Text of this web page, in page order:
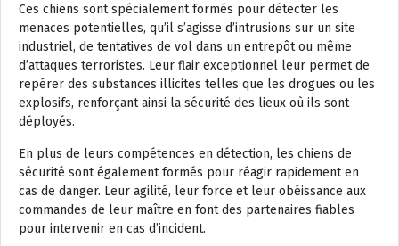
Ces chiens sont spécialement formés pour détecter les
menaces potentielles, qu’il s’agisse d’intrusions sur un site
industriel, de tentatives de vol dans un entrepôt ou même
d’attaques terroristes. Leur flair exceptionnel leur permet de
repérer des substances illicites telles que les drogues ou les
explosifs, renforçant ainsi la sécurité des lieux où ils sont
déployés.
En plus de leurs compétences en détection, les chiens de
sécurité sont également formés pour réagir rapidement en
cas de danger. Leur agilité, leur force et leur obéissance aux
commandes de leur maître en font des partenaires fiables
pour intervenir en cas d’incident.